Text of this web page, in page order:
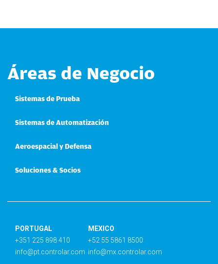
Áreas de Negocio
Sistemas de Prueba
Sistemas de Automatización
Aeroespacial y Defensa
Soluciones & Socios
PORTUGAL
+351 225 898 410
info@pt.controlar.com
MEXICO
+52 55 5861 8500
info@mx.controlar.com